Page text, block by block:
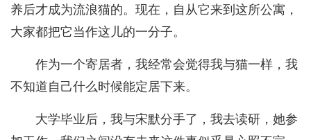
养后才成为流浪猫的。现在，自从它来到这所公寓，
大家都把它当作这儿的一分子。
作为一个寄居者，我经常会觉得我与猫一样，我
不知道自己什么时候能定居下来。
大学毕业后，我与宋默分手了，我去读研，她参